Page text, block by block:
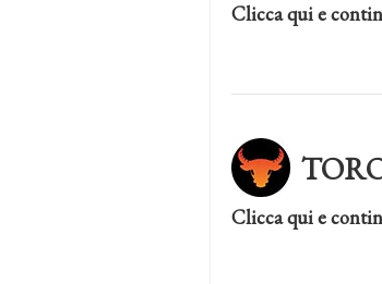
Clicca qui e
Clicca qui e